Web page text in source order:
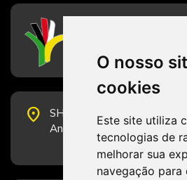
O nosso
cookies
Este site utiliza
tecnologias de
melhorar sua
navegação para
place
SHS Quadra 6, Bloco E,
Andar, Sala 2001 - CEP